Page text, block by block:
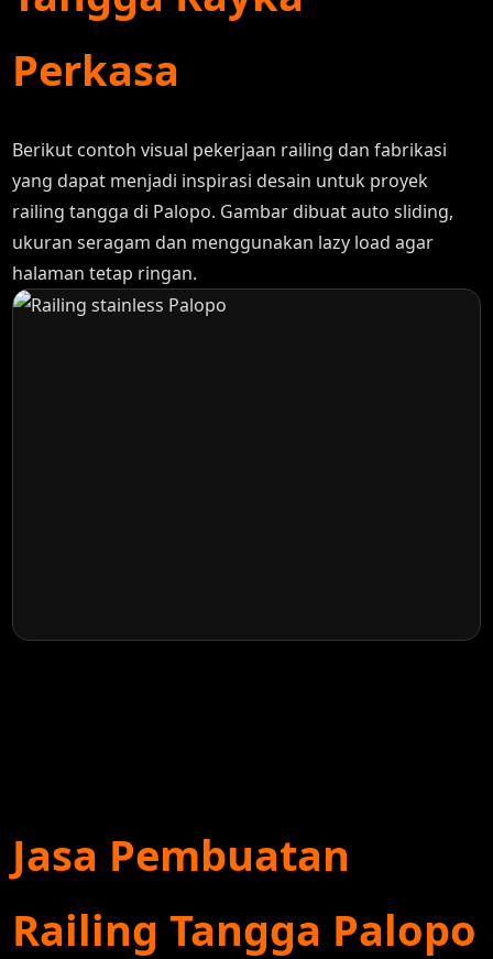
Perkasa
Berikut contoh visual pekerjaan railing dan fabrikasi
yang dapat menjadi inspirasi desain untuk proyek
railing tangga di Palopo. Gambar dibuat auto sliding,
ukuran seragam dan menggunakan lazy load agar
halaman tetap ringan.
Jasa Pembuatan
Railing Tangga Palopo